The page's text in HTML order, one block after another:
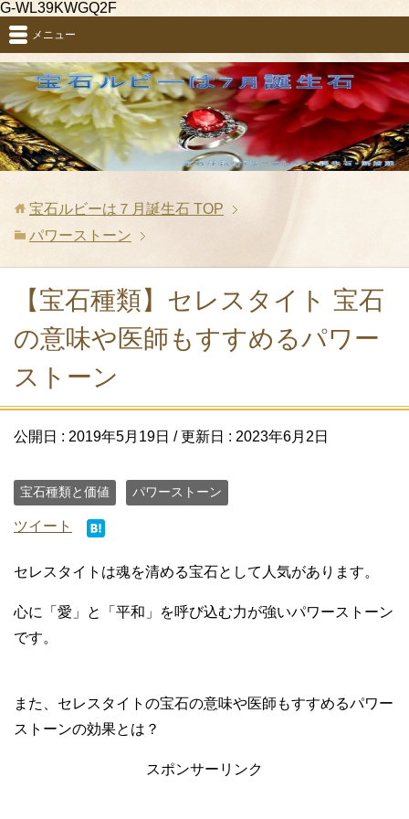
G-WL39KWGQ2F
メニュー
宝石ルビーは７月誕生石 TOP
パワーストーン
【宝石種類】セレスタイト 宝石
の意味や医師もすすめるパワー
ストーン
公開日 : 2019年5月19日 / 更新日 : 2023年6月2日
宝石種類と価値 パワーストーン
ツイート
セレスタイトは魂を清める宝石として人気があります。
心に「愛」と「平和」を呼び込む力が強いパワーストーン
です。
また、セレスタイトの宝石の意味や医師もすすめるパワー
ストーンの効果とは？
スポンサーリンク